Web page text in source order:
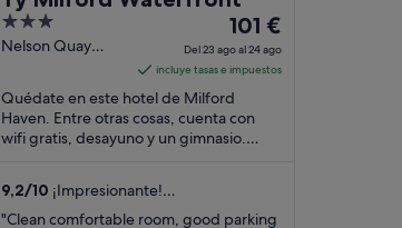
3
out
5
Nelson Quay
El
precio
es
de
101 €
por
101 €
Del 23 ago al 24 ago
incluye tasas e impuestos
Quédate en este hotel de Milford
Haven. Entre otras cosas, cuenta con
wifi gratis, desayuno y un gimnasio.
9,2/10 ¡Impresionante!
(872 comentarios)
"Clean comfortable room, good parking